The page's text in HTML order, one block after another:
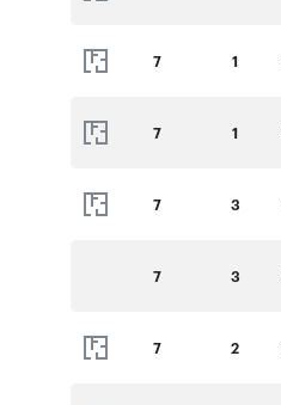
7 1
7 1
7 3
7 3
7 2